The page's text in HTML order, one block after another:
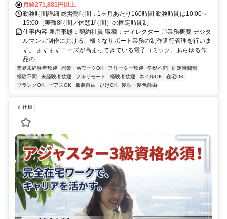
月給271,881円以上
勤務時間詳細 総労働時間：1ヶ月あたり160時間 勤務時間は10:00～
19:00（実働8時間／休憩1時間）の固定時間制
仕事内容 雇用形態：契約社員 職種：ディレクター 〇業務概要 デジタ
ルマンガ制作における、様々なサポート業務の制作進行管理を行いま
す。 ますますニーズが高まってきている電子コミック。あらゆる作
品の...
業界未経験者歓迎 副業・WワークOK フリーター歓迎 学歴不問
固定時間制
経験不問
未経験者歓迎 フルリモート 経験者歓迎 ネイルOK
在宅OK
ブランクOK
ピアスOK 服装自由 ひげOK 髪型・髪色自由
正社員